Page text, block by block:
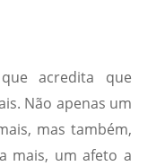
acredita que
Não apenas um
mas também,
mais, um afeto a